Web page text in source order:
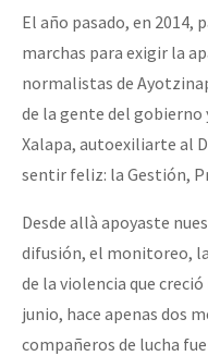
El año pasado, en
marchas para exigir la
normalistas de
de la gente del gobierno
Xalapa, autoexiliarte al
sentir feliz: la Gestión,
Desde allà apoyaste
difusión, el monitoreo,
de la violencia que
junio, hace apenas dos
compañeros de lucha